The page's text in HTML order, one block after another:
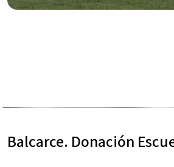
Balcarce. Donación